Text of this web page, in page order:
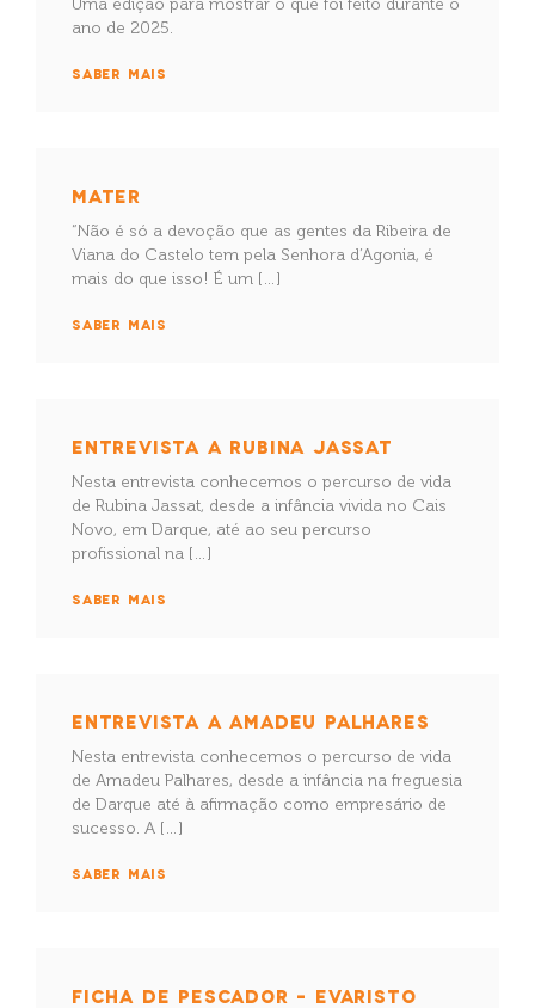
Uma edição para mostrar o que foi feito durante o
ano de 2025.
SABER MAIS
MATER
“Não é só a devoção que as gentes da Ribeira de
Viana do Castelo tem pela Senhora d’Agonia, é
mais do que isso! É um […]
SABER MAIS
ENTREVISTA A RUBINA JASSAT
Nesta entrevista conhecemos o percurso de vida
de Rubina Jassat, desde a infância vivida no Cais
Novo, em Darque, até ao seu percurso
profissional na […]
SABER MAIS
ENTREVISTA A AMADEU PALHARES
Nesta entrevista conhecemos o percurso de vida
de Amadeu Palhares, desde a infância na freguesia
de Darque até à afirmação como empresário de
sucesso. A […]
SABER MAIS
FICHA DE PESCADOR – EVARISTO